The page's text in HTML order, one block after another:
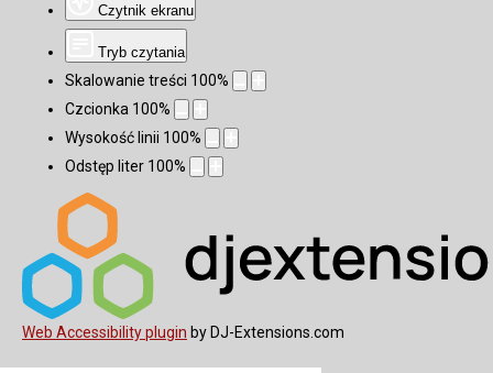
Czytnik ekranu
Tryb czytania
Skalowanie treści 100%
Czcionka 100%
Wysokość linii 100%
Odstęp liter 100%
Web Accessibility plugin by DJ-Extensions.com